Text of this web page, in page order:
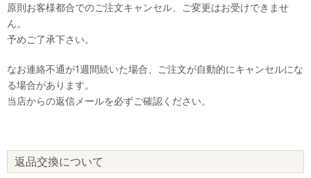
原則お客様都合でのご注文キャンセル、ご変更はお受けできませ
ん。
予めご了承下さい。
なお連絡不通が1週間続いた場合、ご注文が自動的にキャンセルにな
る場合があります。
当店からの返信メールを必ずご確認ください。
返品交換について